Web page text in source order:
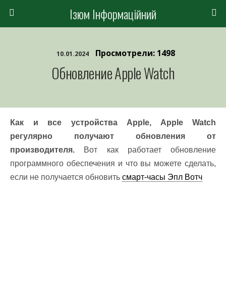
Ізюм Інформаційний
10.01.2024 Просмотрели: 1498
Обновление Apple Watch
Как и все устройства Apple, Apple Watch
регулярно получают обновления от
производителя. Вот как работает обновление
программного обеспечения и что вы можете сделать,
если не получается обновить смарт-часы Эпл Вотч